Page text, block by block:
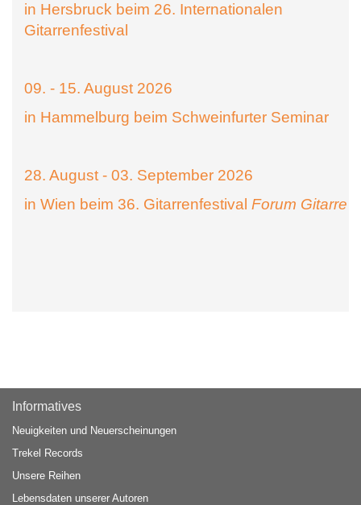
in Hersbruck beim 26. Internationalen
Gitarrenfestival
09. - 15. August 2026
in Hammelburg beim Schweinfurter Seminar
28. August - 03. September 2026
in Wien beim 36. Gitarrenfestival Forum Gitarre
Informatives
Neuigkeiten und Neuerscheinungen
Trekel Records
Unsere Reihen
Lebensdaten unserer Autoren